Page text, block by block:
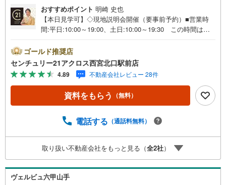
おすすめポイント 明崎 史也
【本日見学可】◇現地説明会開催（要事前予約）■営業時
間:平日:10:00～19:00、土日:10:00～19:30 この時間はお
8月リフォーム済み！神戸の街並みや六甲山の自然が一望で
きる高台のマンション。○センチュリー21アクロスグルー
プの3つの特徴○■センチュリー21グループで28年連続No.1
（1997年～2024年兵庫地区仲介実績） 西宮・尼崎・伊
丹・宝塚にて8店舗展開中。阪神間での購入や売却は当店に
お任せ下さい■お客様駐車場、キッズスペースがございま
大歓迎です。 お子様連れでもご安心ください。■取り扱い
新築戸建や、1000万円台の中古マンションを始め多数物件
を取り扱っています。Yahoo！不動産に掲載しきれない物
件もご紹介できます。お気軽にお問合せください。弊社ホ
ームページへは「C21アクロス」で検索！
ゴールド推奨店
センチュリー21アクロス西宮北口駅前店
4.89 不動産会社レビュー 28件
資料をもらう （無料）
電話する （通話料無料）
取り扱い不動産会社をもっと見る（全2社）
ヴェルビュ六甲山手